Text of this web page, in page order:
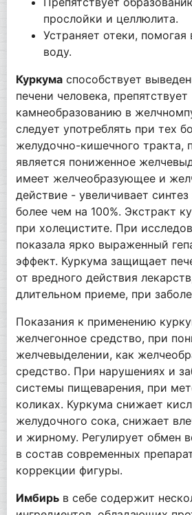
прослойки и целлюлита.
Устраняет отеки,
воду.
Куркумаспособствует
печени человека, препятствует
камнеобразованию в
следует употреблять при тех
желудочно-кишечного тракта,
является пониженное
имеет желчеобразующее и
действие - увеличивает
более чем на 100%. Экстракт
при холецистите. При
показала ярко выраженный
эффект. Куркума защищает
от вредного действия
длительном приеме, при
Показания к применению
желчегонное средство, при
желчевыделении, как
средство. При нарушениях и
системы пищеварения, при
коликах. Куркума снижает
желудочного сока, снижает
и жирному. Регулирует обмен
в состав современных
коррекции фигуры.
Имбирьв себе содержит